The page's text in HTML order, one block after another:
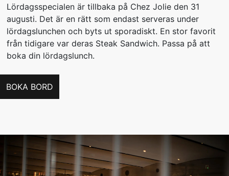
Lördagsspecialen är tillbaka på Chez Jolie den 31
augusti. Det är en rätt som endast serveras under
lördagslunchen och byts ut sporadiskt. En stor favorit
från tidigare var deras Steak Sandwich. Passa på att
boka din lördagslunch.
BOKA BORD